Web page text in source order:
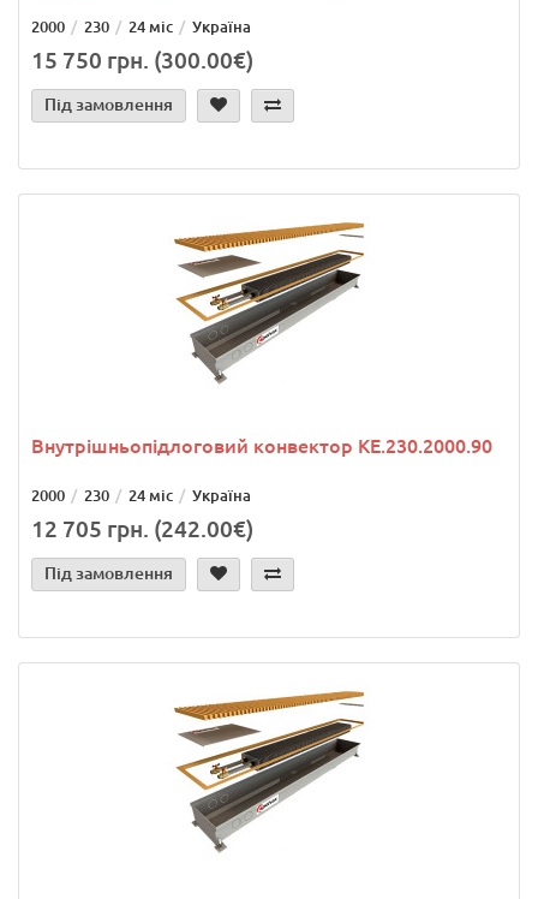
2000 230 24 міс Україна
15 750 грн. (300.00€)
Під замовлення
Внутрішньопідлоговий конвектор KE.230.2000.90
2000 230 24 міс Україна
12 705 грн. (242.00€)
Під замовлення